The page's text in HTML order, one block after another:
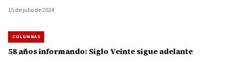
15 de julio de 2024
COLUMNAS
58 años informando: Siglo Veinte sigue adelante